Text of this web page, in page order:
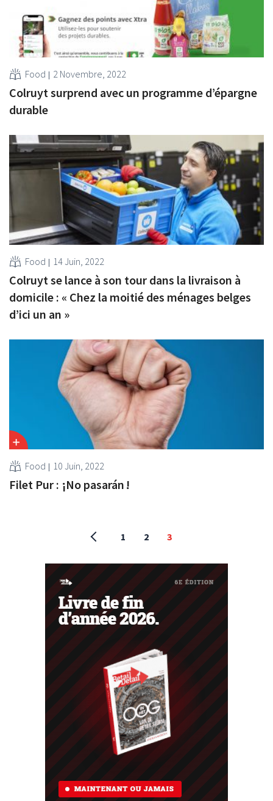
Food 2 Novembre, 2022
Colruyt surprend avec un programme d’épargne
durable
Food 14 Juin, 2022
Colruyt se lance à son tour dans la livraison à
domicile : « Chez la moitié des ménages belges
d’ici un an »
Food 10 Juin, 2022
Filet Pur : ¡No pasarán !
1 2 3